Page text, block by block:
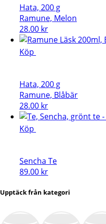
Hata, 200 g
Ramune, Melon
28.00 kr
Köp
Hata, 200 g
Ramune, Blåbär
28.00 kr
Köp
Sencha Te
89.00 kr
Upptäck från kategori